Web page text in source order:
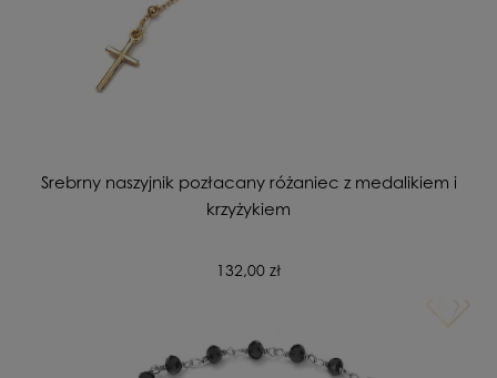
Srebrny naszyjnik pozłacany różaniec z medalikiem i
krzyżykiem
132,00 zł